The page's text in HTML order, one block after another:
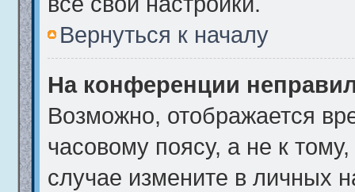
Вернуться к началу
На конференции
Возможно, отображается
часовому поясу, а не к
случае измените в личных